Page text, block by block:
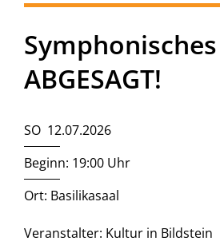
ABGESAGT!
SO 12.07.2026
Beginn: 19:00 Uhr
Ort: Basilikasaal
Veranstalter: Kultur in Bildstein